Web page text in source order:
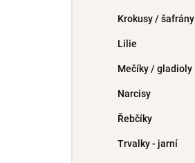
Krokusy / šafrány
Lilie
Mečíky / gladioly
Narcisy
Řebčíky
Trvalky - jarní